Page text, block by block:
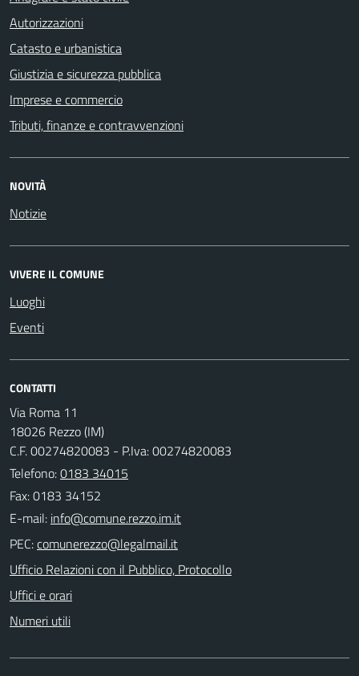
Autorizzazioni
Catasto e urbanistica
Giustizia e sicurezza pubblica
Imprese e commercio
Tributi, finanze e contravvenzioni
NOVITÀ
Notizie
VIVERE IL COMUNE
Luoghi
Eventi
CONTATTI
Via Roma 11
18026 Rezzo (IM)
C.F. 00274820083 - P.Iva: 00274820083
Telefono:0183 34015
Fax: 0183 34152
E-mail:
PEC:
Ufficio Relazioni con il Pubblico, Protocollo
Uffici e orari
Numeri utili